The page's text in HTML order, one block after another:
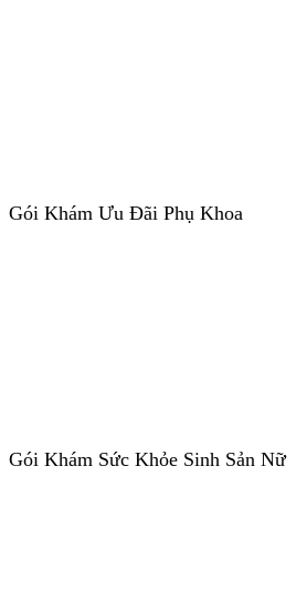
Gói Khám Ưu Đãi Phụ Khoa
Gói Khám Sức Khỏe Sinh Sản Nữ